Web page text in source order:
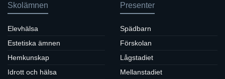
Skolämnen
Elevhälsa
Estetiska ämnen
Hemkunskap
Idrott och hälsa
Presenter
Spädbarn
Förskolan
Lågstadiet
Mellanstadiet